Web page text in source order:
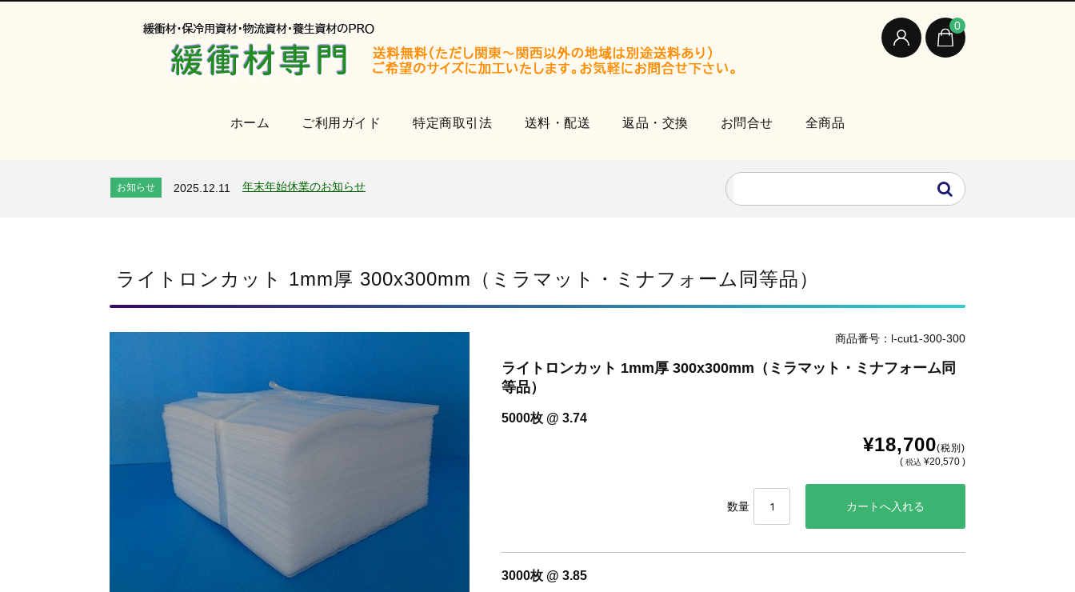
0
ホーム ご利用ガイド 特定商取引法 送料・配送 返品・交換 お問合せ 全商品
お知らせ 2025.12.11 年末年始休業のお知らせ
お知らせ 2026.7.24 2026年 夏季休業のお知らせ
ライトロンカット 1mm厚 300x300mm（ミラマット・ミナフォーム同等品）
商品番号：l-cut1-300-300
ライトロンカット 1mm厚 300x300mm（ミラマット・ミナフォーム同
等品）
5000枚 @ 3.74
¥18,700(税別)
( 税込 ¥20,570 )
数量
3000枚 @ 3.85